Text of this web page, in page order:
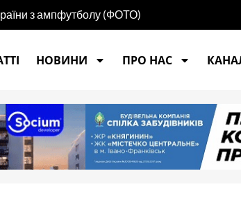
з ампфутболу (ФОТО)
НОВИНИ ПРО НАС